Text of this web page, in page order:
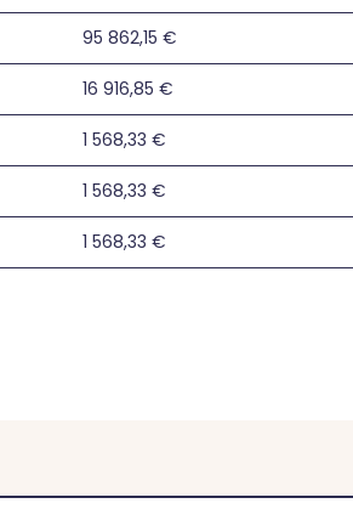
95 862,15 €
16 916,85 €
1 568,33 €
1 568,33 €
1 568,33 €